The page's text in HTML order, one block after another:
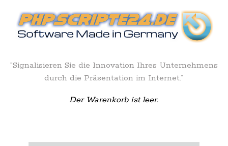
“Signalisieren Sie die Innovation Ihres Unternehmens
durch die Präsentation im Internet.”
Der Warenkorb ist leer.